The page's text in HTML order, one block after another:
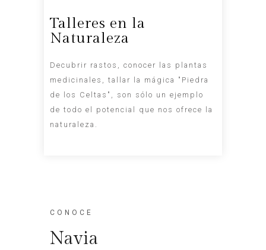
Talleres en la
Naturaleza
Decubrir rastos, conocer las plantas
medicinales, tallar la mágica "Piedra
de los Celtas", son sólo un ejemplo
de todo el potencial que nos ofrece la
naturaleza.
CONOCE
Navia